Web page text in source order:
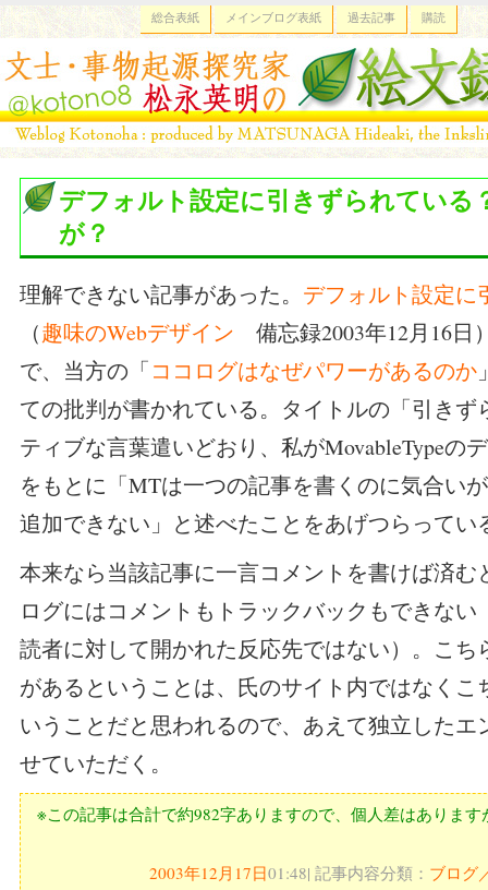
総合表紙 メインブログ表紙 過去記事 購読
デフォルト設定に引きずられている
が？
理解できない記事があった。 デフォルト設定に
（趣味のWebデザイン 備忘録2003年12月16日
で、当方の「ココログはなぜパワーがあるのか
ての批判が書かれている。タイトルの「引きず
ティブな言葉遣いどおり、私がMovableTypeの
をもとに「MTは一つの記事を書くのに気合い
追加できない」と述べたことをあげつらってい
本来なら当該記事に一言コメントを書けば済む
ログにはコメントもトラックバックもできない
読者に対して開かれた反応先ではない）。こち
があるということは、氏のサイト内ではなくこ
いうことだと思われるので、あえて独立したエ
せていただく。
※この記事は合計で約982字ありますので、個人差はありま
2003年12月17日01:48| 記事内容分類： ブログ